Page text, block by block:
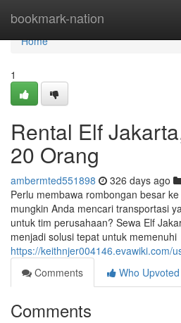
bookmark-nation
Home
Home
1
Rental Elf
20 Orang
ambermted551898 326 days ago
Perlu membawa rombongan besar
mungkin Anda mencari transportasi
untuk tim perusahaan? Sewa Elf
menjadi solusi tepat untuk memenuhi
https://keithnjer004146.evawiki.com/
Comments
Who Upvoted
Comments